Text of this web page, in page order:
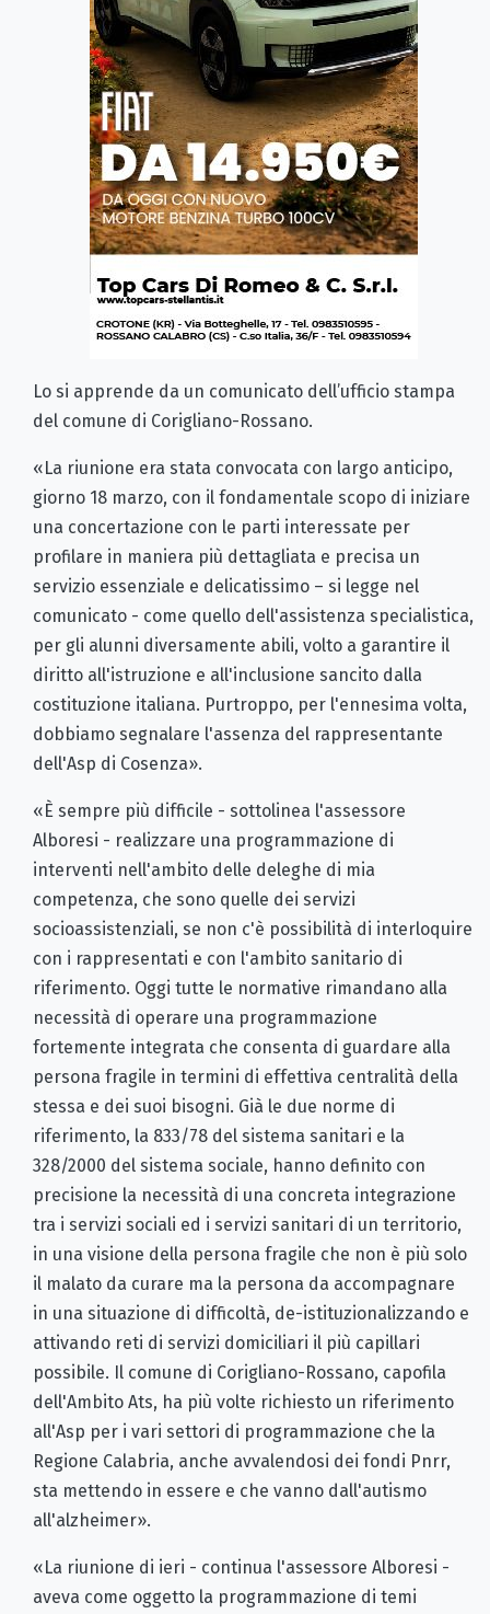
Lo si apprende da un comunicato dell’ufficio stampa
del comune di Corigliano-Rossano.
«La riunione era stata convocata con largo anticipo,
giorno 18 marzo, con il fondamentale scopo di iniziare
una concertazione con le parti interessate per
profilare in maniera più dettagliata e precisa un
servizio essenziale e delicatissimo – si legge nel
comunicato - come quello dell'assistenza specialistica,
per gli alunni diversamente abili, volto a garantire il
diritto all'istruzione e all'inclusione sancito dalla
costituzione italiana. Purtroppo, per l'ennesima volta,
dobbiamo segnalare l'assenza del rappresentante
dell'Asp di Cosenza».
«È sempre più difficile - sottolinea l'assessore
Alboresi - realizzare una programmazione di
interventi nell'ambito delle deleghe di mia
competenza, che sono quelle dei servizi
socioassistenziali, se non c'è possibilità di interloquire
con i rappresentati e con l'ambito sanitario di
riferimento. Oggi tutte le normative rimandano alla
necessità di operare una programmazione
fortemente integrata che consenta di guardare alla
persona fragile in termini di effettiva centralità della
stessa e dei suoi bisogni. Già le due norme di
riferimento, la 833/78 del sistema sanitari e la
328/2000 del sistema sociale, hanno definito con
precisione la necessità di una concreta integrazione
tra i servizi sociali ed i servizi sanitari di un territorio,
in una visione della persona fragile che non è più solo
il malato da curare ma la persona da accompagnare
in una situazione di difficoltà, de-istituzionalizzando e
attivando reti di servizi domiciliari il più capillari
possibile. Il comune di Corigliano-Rossano, capofila
dell'Ambito Ats, ha più volte richiesto un riferimento
all'Asp per i vari settori di programmazione che la
Regione Calabria, anche avvalendosi dei fondi Pnrr,
sta mettendo in essere e che vanno dall'autismo
all'alzheimer».
«La riunione di ieri - continua l'assessore Alboresi -
aveva come oggetto la programmazione di temi